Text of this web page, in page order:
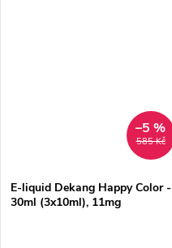
585 Kč
–5 %
E-liquid Dekang Happy Color -
30ml (3x10ml), 11mg